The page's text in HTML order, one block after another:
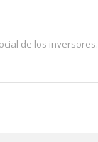
de los inversores.